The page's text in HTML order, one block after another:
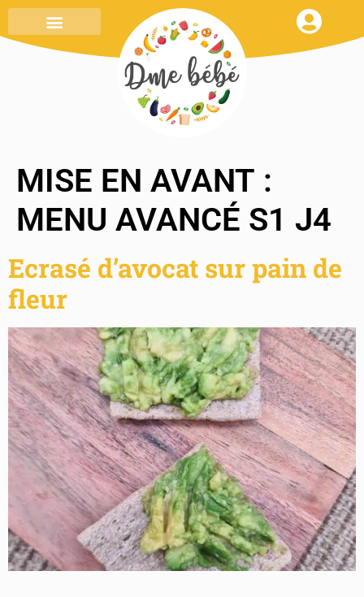
MISE EN AVANT :
MENU AVANCÉ S1 J4
Ecrasé d’avocat sur pain de
fleur